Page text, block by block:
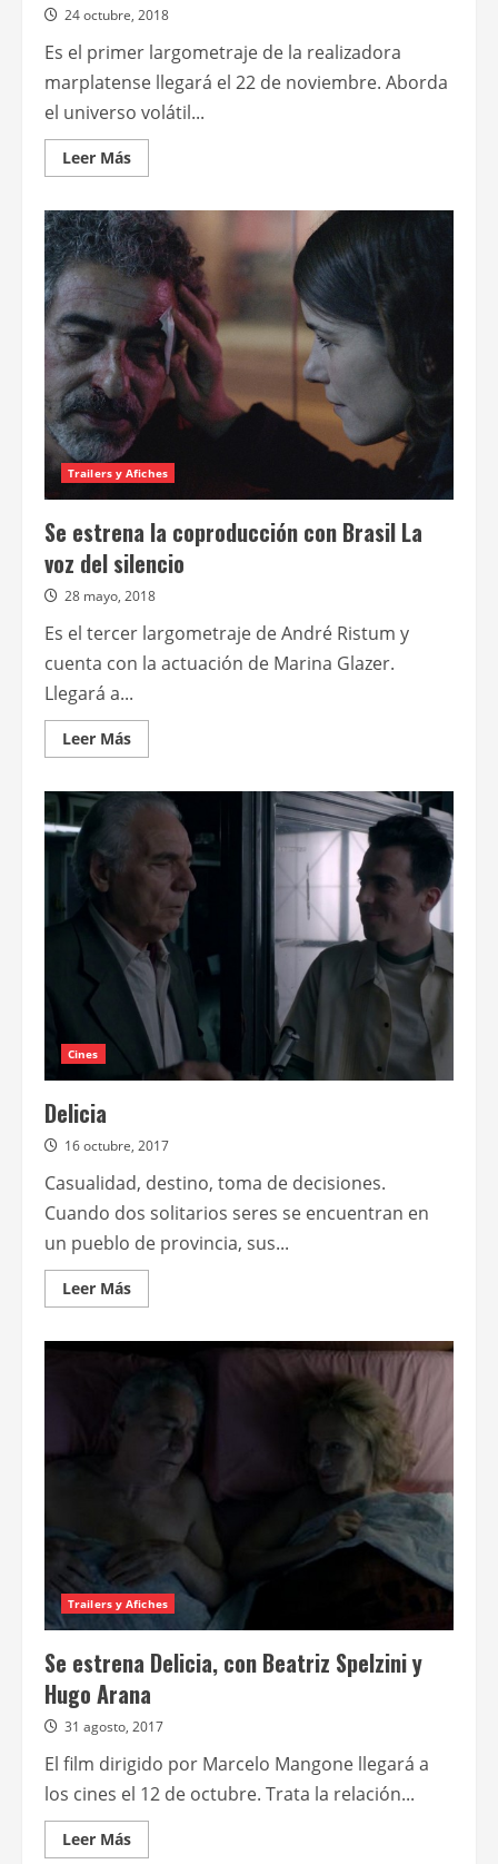
24 octubre, 2018
Es el primer largometraje de la realizadora
marplatense llegará el 22 de noviembre. Aborda
el universo volátil...
Leer MásLeer
más
Yo
niña,
de
Natural
Arpajou,
se
estrenará
el
próximo
mes
Trailers y Afiches
Se estrena la coproducción con Brasil La
voz del silencio
28 mayo, 2018
Es el tercer largometraje de André Ristum y
cuenta con la actuación de Marina Glazer.
Llegará a...
Leer MásLeer
más
Se
estrena
coproducción
con
voz
del
silencio
Cines
Delicia
16 octubre, 2017
Casualidad, destino, toma de decisiones.
Cuando dos solitarios seres se encuentran en
un pueblo de provincia, sus...
Leer MásLeer
más
Trailers y Afiches
Se estrena Delicia, con Beatriz Spelzini y
Hugo Arana
31 agosto, 2017
El film dirigido por Marcelo Mangone llegará a
los cines el 12 de octubre. Trata la relación...
Leer MásLeer
más